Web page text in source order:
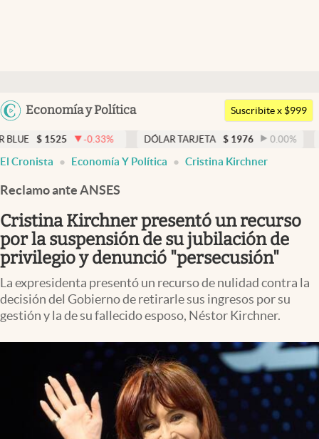
Argentina
Uruguay
Economía y Política
Members
Economía y Política
Finanzas y Mercados
Mercados Online
Negocios
Columnistas
Apertura
Mundial 2026
Eventos Corporativos
Suscribite x $999
-0.33% DÓLAR TARJETA $ 1976 0.00% DÓLAR MEP
El Cronista Economía Y Política Cristina Kirchner
Reclamo ante ANSES
Cristina Kirchner presentó un recurso
por la suspensión de su jubilación de
privilegio y denunció "persecusión"
La expresidenta presentó un recurso de nulidad contra la
decisión del Gobierno de retirarle sus ingresos por su
gestión y la de su fallecido esposo, Néstor Kirchner.